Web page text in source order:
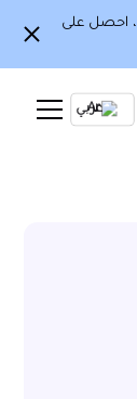
، احصل على
Ar